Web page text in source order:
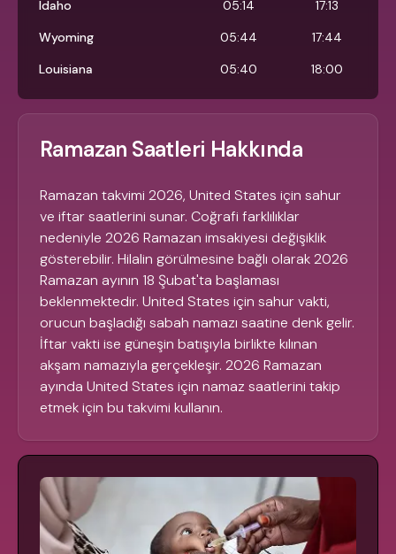
Idaho 05:14
17:13
Wyoming
05:44
17:44
Louisiana
05:40 18:00
Ramazan Saatleri Hakkında
Ramazan takvimi 2026, United States için sahur
ve iftar saatlerini sunar. Coğrafi farklılıklar
nedeniyle 2026 Ramazan imsakiyesi değişiklik
gösterebilir. Hilalin görülmesine bağlı olarak 2026
Ramazan ayının 18 Şubat'ta başlaması
beklenmektedir. United States için sahur vakti,
orucun başladığı sabah namazı saatine denk gelir.
İftar vakti ise güneşin batışıyla birlikte kılınan
akşam namazıyla gerçekleşir. 2026 Ramazan
ayında United States için namaz saatlerini takip
etmek için bu takvimi kullanın.